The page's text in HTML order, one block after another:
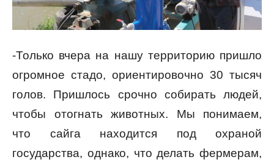
-Только вчера на нашу территорию пришло
огромное стадо, ориентировочно 30 тысяч
голов. Пришлось срочно собирать людей,
чтобы отогнать животных. Мы понимаем,
что сайга находится под охраной
государства, однако, что делать фермерам,